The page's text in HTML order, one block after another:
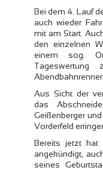
Bei dem 4. Lauf
auch wieder
mit am Start.
den einzelnen
einem sog.
Tageswertung
Aus Sicht der
das
Geißenberger
Vorderfeld
Bereits jetzt hat
angekündigt,
seines